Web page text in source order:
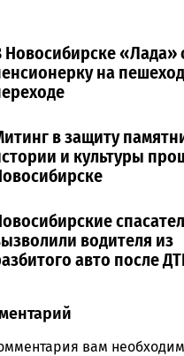
Новосибирске «Лада»
на
в защиту
и культуры
водителя из
авто после
section
вам